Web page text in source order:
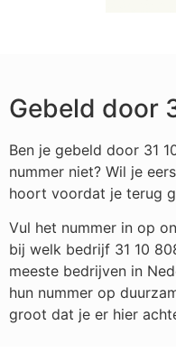
Gebeld door
Ben je gebeld door 31
nummer niet? Wil je
hoort voordat je terug
Vul het nummer in op
bij welk bedrijf 31 10
meeste bedrijven in
hun nummer op
groot dat je er hier